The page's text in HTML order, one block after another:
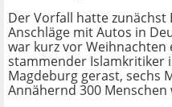
Der Vorfall hatte
Anschläge mit Autos in
war kurz vor Weihnachten
stammender Islamkritiker
Magdeburg gerast, sechs
Annähernd 300